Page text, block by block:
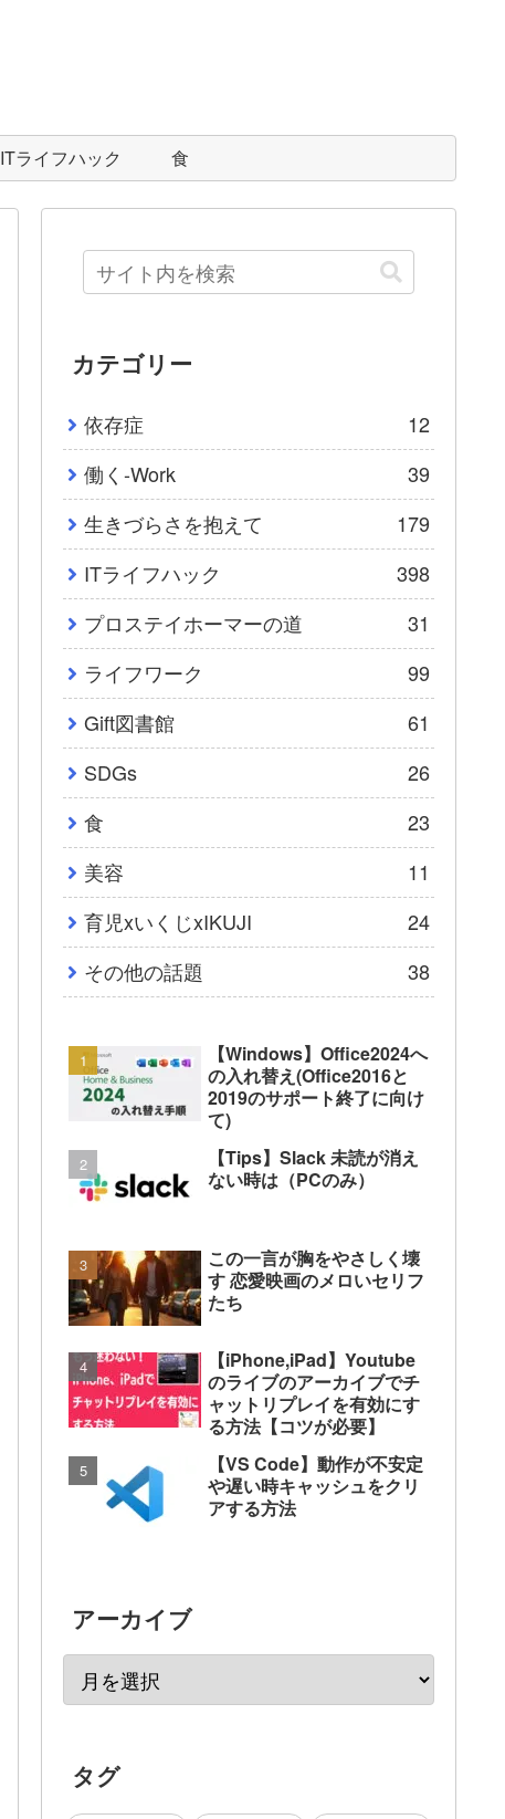
ITライフハック 食
カテゴリー
依存症
12
働く-Work
39
生きづらさを抱えて
179
ITライフハック
398
プロステイホーマーの道
31
ライフワーク
99
Gift図書館
61
SDGs
26
食
23
美容
11
育児xいくじxIKUJI
24
その他の話題
38
【Windows】Office2024へ
の入れ替え(Office2016と
2019のサポート終了に向け
て)
【Tips】Slack 未読が消え
ない時は（PCのみ）
この一言が胸をやさしく壊
す 恋愛映画のメロいセリフ
たち
【iPhone,iPad】Youtube
のライブのアーカイブでチ
ャットリプレイを有効にす
る方法【コツが必要】
【VS Code】動作が不安定
や遅い時キャッシュをクリ
アする方法
アーカイブ
タグ